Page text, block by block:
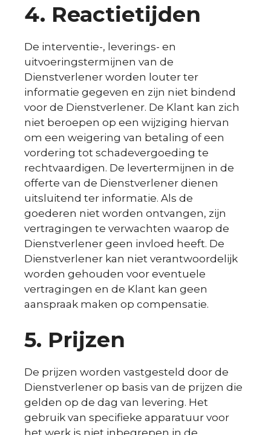
4. Reactietijden
De interventie-, leverings- en
uitvoeringstermijnen van de
Dienstverlener worden louter ter
informatie gegeven en zijn niet bindend
voor de Dienstverlener. De Klant kan zich
niet beroepen op een wijziging hiervan
om een weigering van betaling of een
vordering tot schadevergoeding te
rechtvaardigen. De levertermijnen in de
offerte van de Dienstverlener dienen
uitsluitend ter informatie. Als de
goederen niet worden ontvangen, zijn
vertragingen te verwachten waarop de
Dienstverlener geen invloed heeft. De
Dienstverlener kan niet verantwoordelijk
worden gehouden voor eventuele
vertragingen en de Klant kan geen
aanspraak maken op compensatie.
5. Prijzen
De prijzen worden vastgesteld door de
Dienstverlener op basis van de prijzen die
gelden op de dag van levering. Het
gebruik van specifieke apparatuur voor
het werk is niet inbegrepen in de